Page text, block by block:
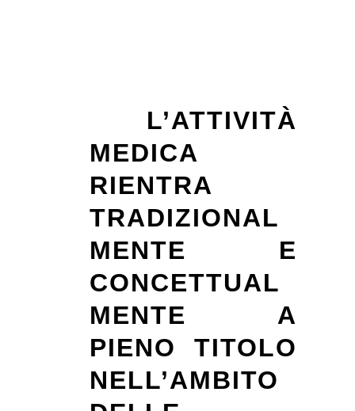
L’ATTIVITÀ
MEDICA
RIENTRA
TRADIZIONAL
MENTE E
CONCETTUAL
MENTE A
PIENO TITOLO
NELL’AMBITO